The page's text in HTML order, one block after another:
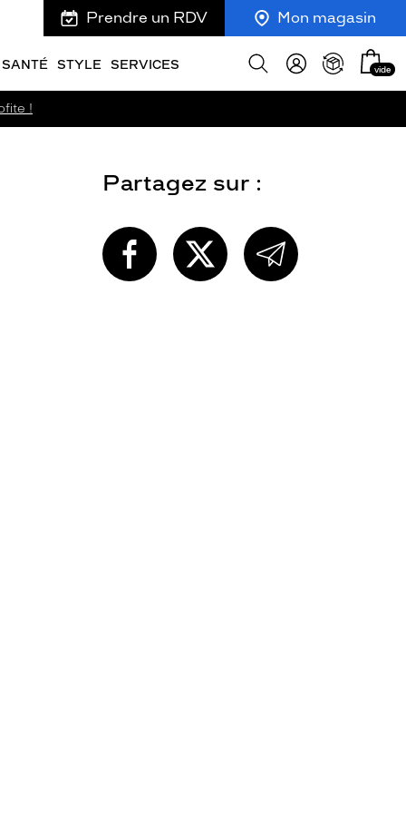
Prendre un RDV Mon magasin
SANTÉ STYLE SERVICES
Afficher
Mon
panier
vide
!
Partagez sur :
PARTAGEZ
CETTE
PAGE
SUR
FACEBOOK
PARTAGEZ
CETTE
PAGE
SUR
TWITTER
PARTAGEZ
CETTE
PAGE
PAR
E-